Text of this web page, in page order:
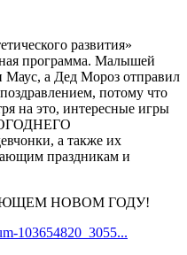
развития»
программа. Малышей
а Дед Мороз отправил
потому что
на это, интересные игры
а также их
праздникам и
НОВОМ ГОДУ!
103654820_3055...